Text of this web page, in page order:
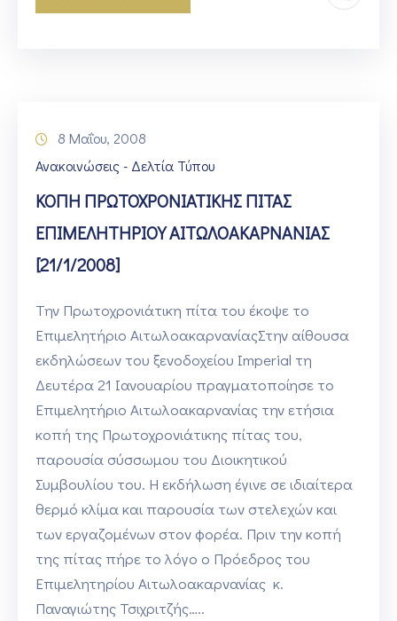
8 Μαΐου, 2008
Ανακοινώσεις - Δελτία Τύπου
ΚΟΠΗ ΠΡΩΤΟΧΡΟΝΙΑΤΙΚΗΣ ΠΙΤΑΣ
ΕΠΙΜΕΛΗΤΗΡΙΟΥ ΑΙΤΩΛΟΑΚΑΡΝΑΝΙΑΣ
[21/1/2008]
Την Πρωτοχρονιάτικη πίτα του έκοψε το
Επιμελητήριο ΑιτωλοακαρνανίαςΣτην αίθουσα
εκδηλώσεων του ξενοδοχείου Imperial τη
Δευτέρα 21 Ιανουαρίου πραγματοποίησε το
Επιμελητήριο Αιτωλοακαρνανίας την ετήσια
κοπή της Πρωτοχρονιάτικης πίτας του,
παρουσία σύσσωμου του Διοικητικού
Συμβουλίου του. Η εκδήλωση έγινε σε ιδιαίτερα
θερμό κλίμα και παρουσία των στελεχών και
των εργαζομένων στον φορέα. Πριν την κοπή
της πίτας πήρε το λόγο ο Πρόεδρος του
Επιμελητηρίου Αιτωλοακαρνανίας κ.
Παναγιώτης Τσιχριτζής…..